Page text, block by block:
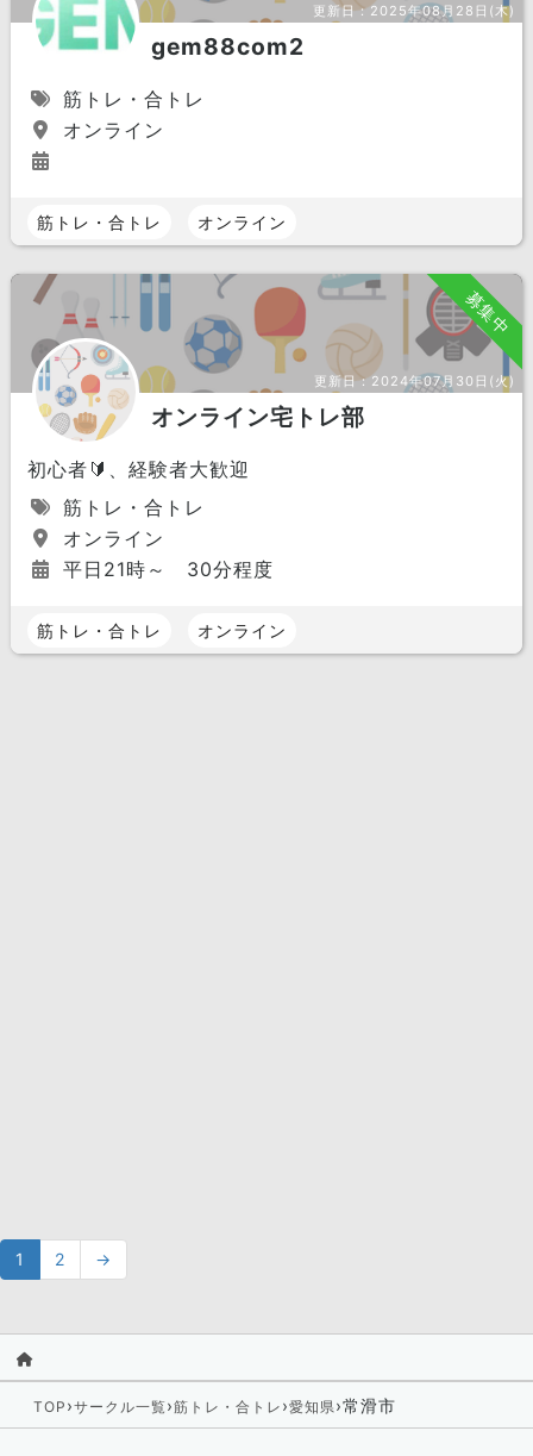
更新日：2025年08月28日(木)
gem88com2
筋トレ・合トレ
オンライン
筋トレ・合トレ オンライン
募集中
更新日：2024年07月30日(火)
オンライン宅トレ部
初心者🔰、経験者大歓迎
筋トレ・合トレ
オンライン
平日21時～ 30分程度
筋トレ・合トレ オンライン
1 2 →
TOP ›サークル一覧›筋トレ・合トレ ›愛知県›常滑市